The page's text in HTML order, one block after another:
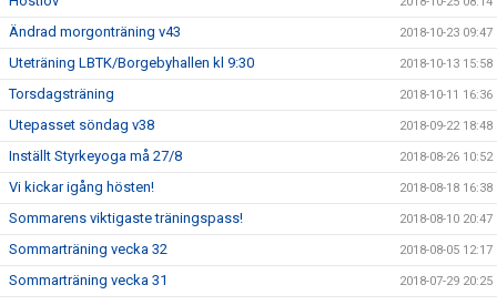
Ändrad morgonträning v43 2018-10-23 09:47
Uteträning LBTK/Borgebyhallen kl 9:30 2018-10-13 15:58
Torsdagsträning 2018-10-11 16:36
Utepasset söndag v38 2018-09-22 18:48
Inställt Styrkeyoga må 27/8 2018-08-26 10:52
Vi kickar igång hösten! 2018-08-18 16:38
Sommarens viktigaste träningspass! 2018-08-10 20:47
Sommarträning vecka 32 2018-08-05 12:17
Sommarträning vecka 31 2018-07-29 20:25